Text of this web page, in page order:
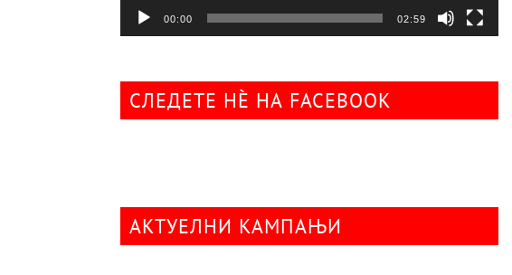
00:00 02:59
СЛЕДЕТЕ НÈ НА FACEBOOK
АКТУЕЛНИ КАМПАЊИ